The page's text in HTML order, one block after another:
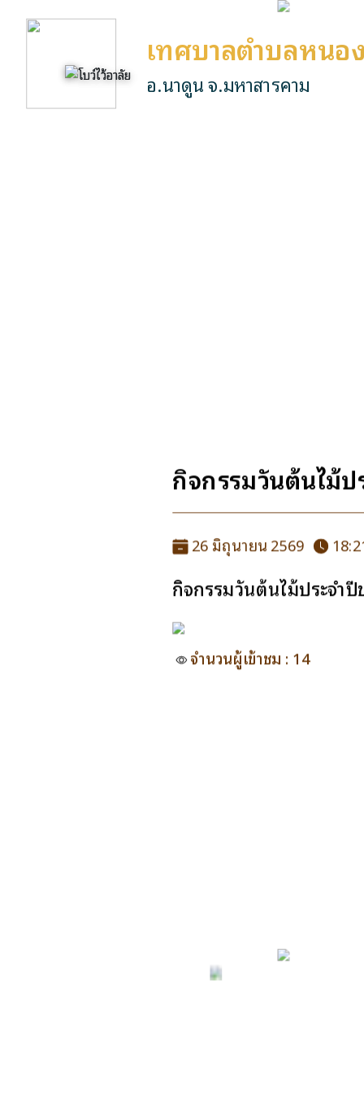
เทศบาลตำบลหนอ
อ.นาดูน จ.มหาสารคาม
กิจกรรมวันต้นไม้ป
26 มิถุนายน 2569
กิจกรรมวันต้นไม้ประจำ
จำนวนผู้เข้าชม : 14